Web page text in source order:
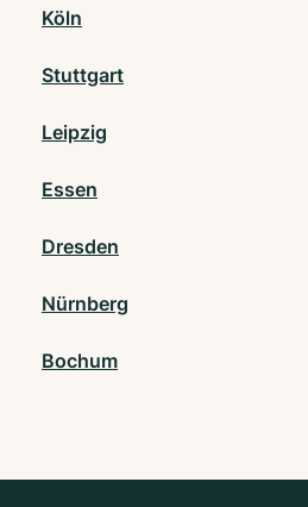
Köln
Stuttgart
Leipzig
Essen
Dresden
Nürnberg
Bochum